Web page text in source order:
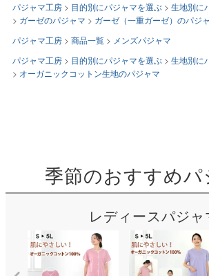
パジャマ工房
目的別にパジャマを選ぶ
生地別に
ガーゼのパジャマ
ガーゼ（一重ガーゼ）のパジ
パジャマ工房
商品一覧
メンズパジャマ
パジャマ工房
目的別にパジャマを選ぶ
生地別に
オーガニックコットン生地のパジャマ
季節のおすすめパ
レディースパジャ